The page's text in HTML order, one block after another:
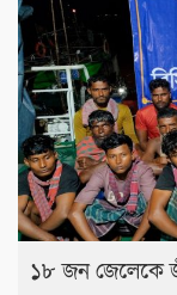
১৮ জন জেলেকে